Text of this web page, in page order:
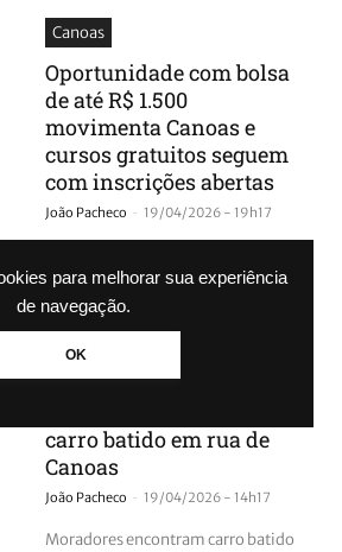
para melhorar sua experiência
de navegação.
OK
Canoas
Oportunidade com bolsa
de até R$ 1.500
movimenta Canoas e
cursos gratuitos seguem
com inscrições abertas
João Pacheco - 19/04/2026 - 19h17
Canoas oferece cursos gratuitos
com bolsa de até R$ 1.500. Veja
como se inscrever.
carro batido em rua de
Canoas
João Pacheco - 19/04/2026 - 14h17
Moradores encontram carro batido